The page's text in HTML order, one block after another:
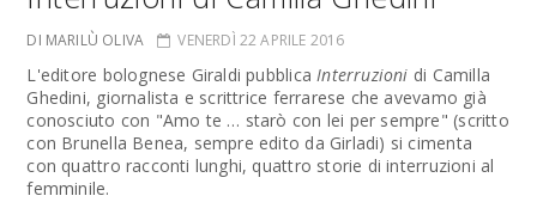
DI MARILÙ OLIVA VENERDÌ 22 APRILE 2016
L'editore bolognese Giraldi pubblicaInterruzioni di Camilla
Ghedini, giornalista e scrittrice ferrarese che avevamo già
conosciuto con "Amo te … starò con lei per sempre" (scritto
con Brunella Benea, sempre edito da Girladi) si cimenta
con quattro racconti lunghi, quattro storie di interruzioni al
femminile.